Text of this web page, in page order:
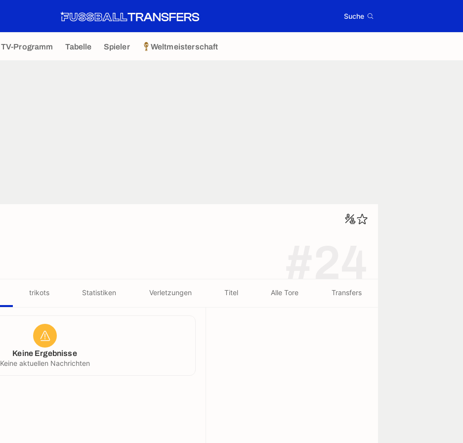
Suche
TV-Programm Tabelle Spieler Weltmeisterschaft
trikots Statistiken Verletzungen Titel Alle Tore Transfers
Keine Ergebnisse
Keine aktuellen Nachrichten